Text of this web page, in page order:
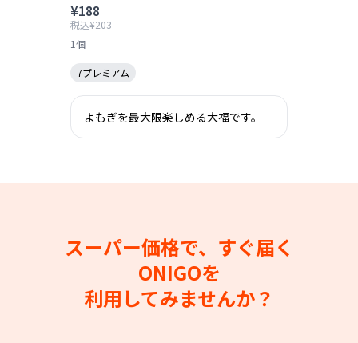
¥188
税込¥203
1個
7プレミアム
よもぎを最大限楽しめる大福です。
スーパー価格で、すぐ届く
ONIGOを
利用してみませんか？